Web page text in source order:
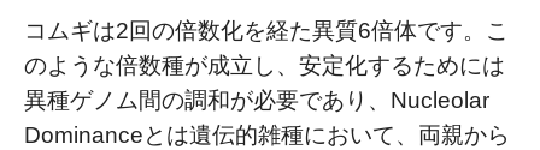
コムギは2回の倍数化を経た異質6倍体です。こ
のような倍数種が成立し、安定化するためには
異種ゲノム間の調和が必要であり、Nucleolar
Dominanceとは遺伝的雑種において、両親から